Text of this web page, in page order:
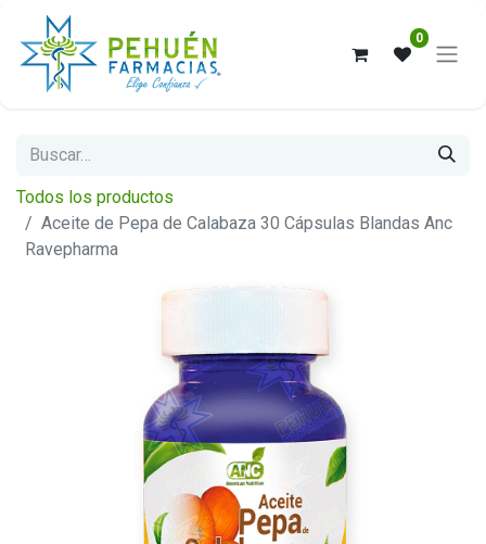
0
Todos los productos
Aceite de Pepa de Calabaza 30 Cápsulas Blandas Anc
Ravepharma